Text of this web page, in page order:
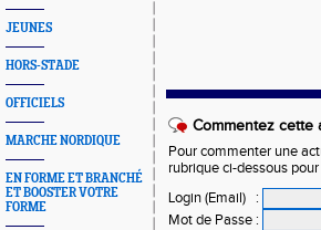
JEUNES
HORS-STADE
OFFICIELS
MARCHE NORDIQUE
EN FORME ET BRANCHÉ
ET BOOSTER VOTRE
FORME
Commentez cette
Pour commenter une
rubrique ci-dessous
Login (Email)
:
Mot de Passe :